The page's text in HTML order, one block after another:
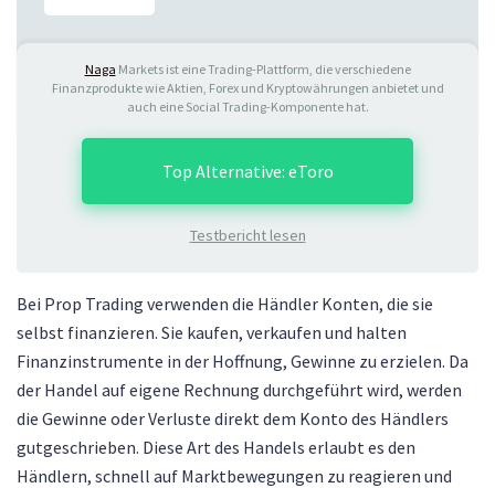
Naga Markets ist eine Trading-Plattform, die verschiedene
Finanzprodukte wie Aktien, Forex und Kryptowährungen anbietet und
auch eine Social Trading-Komponente hat.
Testbericht lesen
Top Alternative: eToro
Bei Prop Trading verwenden die Händler Konten, die sie
selbst finanzieren. Sie kaufen, verkaufen und halten
Finanzinstrumente in der Hoffnung, Gewinne zu erzielen. Da
der Handel auf eigene Rechnung durchgeführt wird, werden
die Gewinne oder Verluste direkt dem Konto des Händlers
gutgeschrieben. Diese Art des Handels erlaubt es den
Händlern, schnell auf Marktbewegungen zu reagieren und